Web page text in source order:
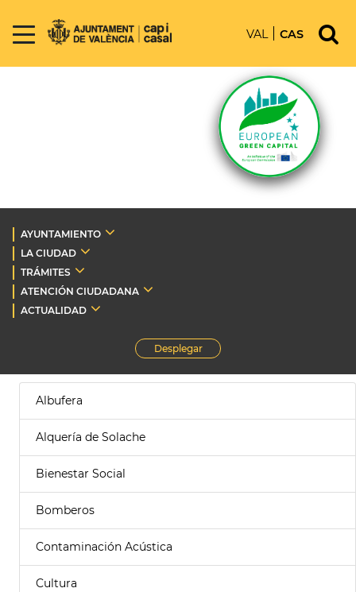
VAL CAS
AYUNTAMIENTO
LA CIUDAD
TRÁMITES
ATENCIÓN CIUDADANA
ACTUALIDAD
Desplegar
Albufera
Alquería de Solache
Bienestar Social
Bomberos
Contaminación Acústica
Cultura